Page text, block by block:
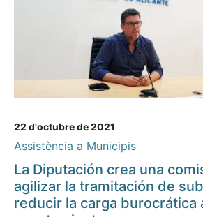
22 d'octubre de 2021
Assistència a Municipis
La Diputación crea una
agilizar la tramitación de
reducir la carga burocrática